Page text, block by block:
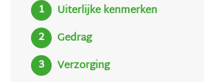
Uiterlijke kenmerken
Gedrag
Verzorging